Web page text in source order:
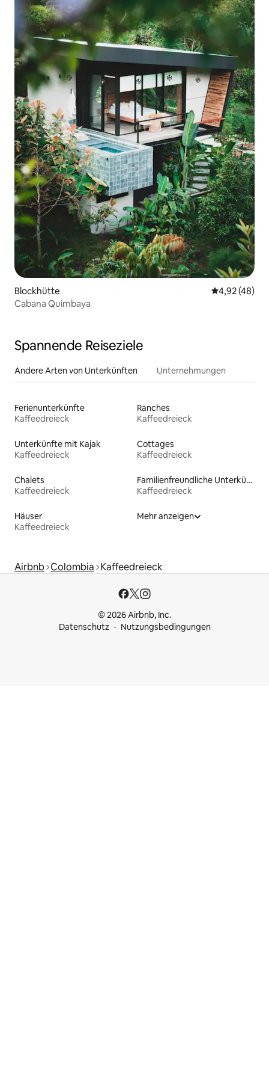
Blockhütte
4,92 (48)
Cabana Quimbaya
Spannende Reiseziele
Andere Arten von Unterkünften Unternehmungen
Ferienunterkünfte
Kaffeedreieck
Ranches
Kaffeedreieck
Unterkünfte mit Kajak
Kaffeedreieck
Cottages
Kaffeedreieck
Chalets
Kaffeedreieck
Familienfreundliche Unterkünfte
Kaffeedreieck
Häuser
Kaffeedreieck
Mehr anzeigen
Airbnb Colombia Kaffeedreieck
© 2026 Airbnb, Inc.
Datenschutz
Nutzungsbedingungen